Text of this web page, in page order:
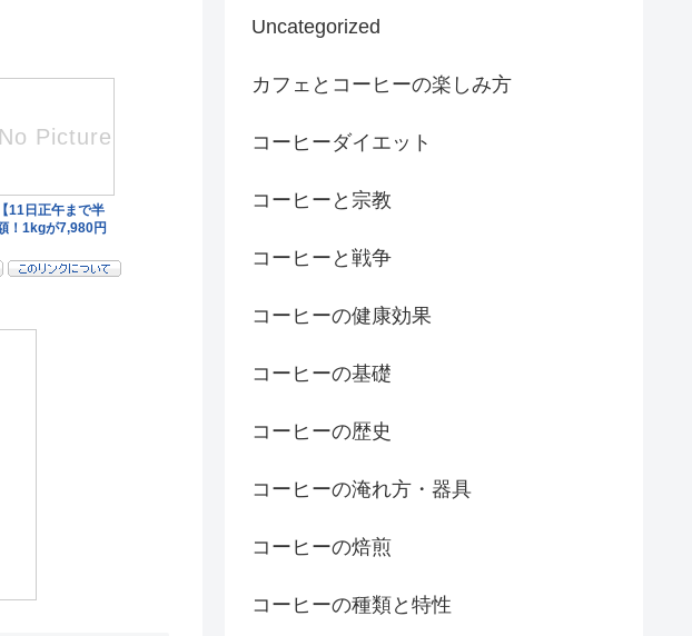
Uncategorized
カフェとコーヒーの楽しみ方
コーヒーダイエット
コーヒーと宗教
コーヒーと戦争
コーヒーの健康効果
コーヒーの基礎
コーヒーの歴史
コーヒーの淹れ方・器具
コーヒーの焙煎
コーヒーの種類と特性